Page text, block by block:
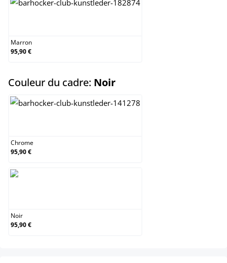
Marron
95,90 €
Couleur du cadre: Noirselect
Chrome
95,90 €
Noir
95,90 €